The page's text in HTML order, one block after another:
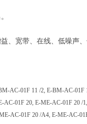
、宽带、在线、低噪声
AC-01F 11 /2, E-BM-AC-
01F 20, E-ME-AC-01F 20
AC-01F 20 /A4, E-ME-AC-